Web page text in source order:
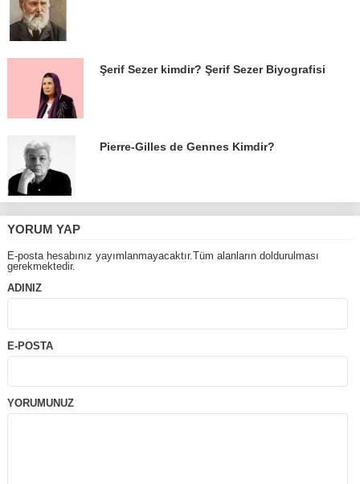
Şerif Sezer kimdir? Şerif Sezer Biyografisi
Pierre-Gilles de Gennes Kimdir?
YORUM YAP
E-posta hesabınız yayımlanmayacaktır.Tüm alanların doldurulması
gerekmektedir.
ADINIZ
E-POSTA
YORUMUNUZ